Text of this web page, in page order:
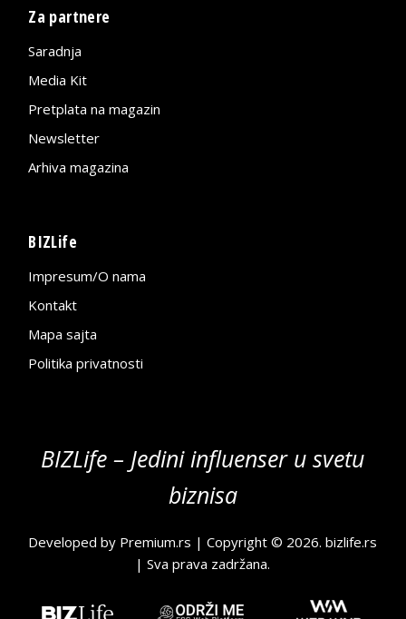
Za partnere
Saradnja
Media Kit
Pretplata na magazin
Newsletter
Arhiva magazina
BIZLife
Impresum/O nama
Kontakt
Mapa sajta
Politika privatnosti
BIZLife – Jedini influenser u svetu
biznisa
Developed by Premium.rs | Copyright © 2026.bizlife.rs
| Sva prava zadržana.